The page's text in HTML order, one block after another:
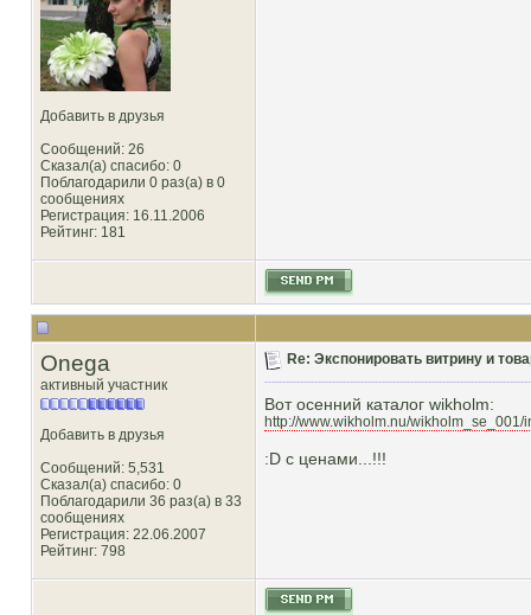
Добавить в друзья
Сообщений: 26
Сказал(а) спасибо: 0
Поблагодарили 0 раз(а) в 0
сообщениях
Регистрация: 16.11.2006
Рейтинг: 181
Onega
активный участник
Добавить в друзья
Сообщений: 5,531
Сказал(а) спасибо: 0
Поблагодарили 36 раз(а) в 33
сообщениях
Регистрация: 22.06.2007
Рейтинг: 798
Re: Экспонировать витрину и
Вот осенний каталог wikholm:
http://www.wikholm.nu/wikholm_se_001/
:D с ценами...!!!